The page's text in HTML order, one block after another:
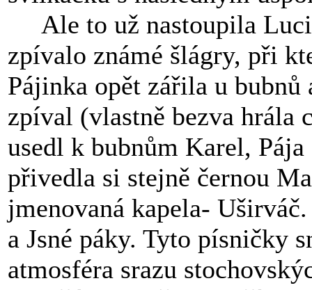
Ale to už nastoupila
zpívalo známé šlágry, při
Pájinka opět zářila u bubnů
zpíval (vlastně bezva hrála
usedl k bubnům Karel,
přivedla si stejně černou
jmenovaná kapela-
a Jsné páky. Tyto písničky
atmosféra srazu